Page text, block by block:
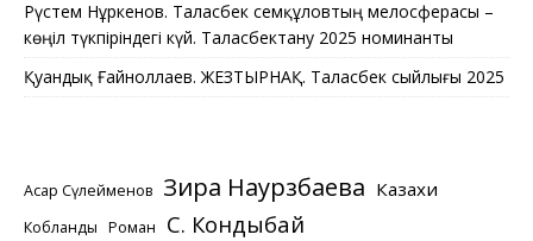
Рүстем Нұркенов. Таласбек Әсемқұловтың мелосферасы –
көңіл түкпіріндегі күй. Таласбектану 2025 номинанты
Қуандық Ғайноллаев. ЖЕЗТЫРНАҚ. Таласбек сыйлығы 2025
Асқар Сүлейменов Зира Наурзбаева Казахи
Кобланды Роман С. Кондыбай